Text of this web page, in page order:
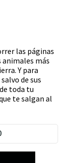
las páginas
animales más
Y para
de sus
toda tu
te salgan al